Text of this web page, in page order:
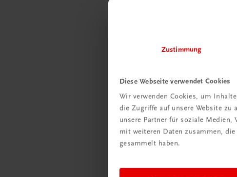
Zustimmung
Diese Webseite verwendet Cookies
Wir verwenden Cookies, um
die Zugriffe auf unsere Website zu
unsere Partner für soziale Medien,
mit weiteren Daten zusammen,
gesammelt haben.
TRAUNER Akademie
Hygiene
€ 29,50